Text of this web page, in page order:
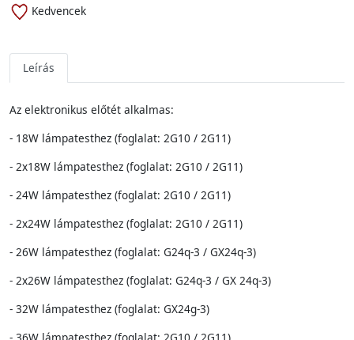
Kedvencek
Leírás
Az elektronikus előtét alkalmas:
- 18W lámpatesthez (foglalat: 2G10 / 2G11)
- 2x18W lámpatesthez (foglalat: 2G10 / 2G11)
- 24W lámpatesthez (foglalat: 2G10 / 2G11)
- 2x24W lámpatesthez (foglalat: 2G10 / 2G11)
- 26W lámpatesthez (foglalat: G24q-3 / GX24q-3)
- 2x26W lámpatesthez (foglalat: G24q-3 / GX 24q-3)
- 32W lámpatesthez (foglalat: GX24g-3)